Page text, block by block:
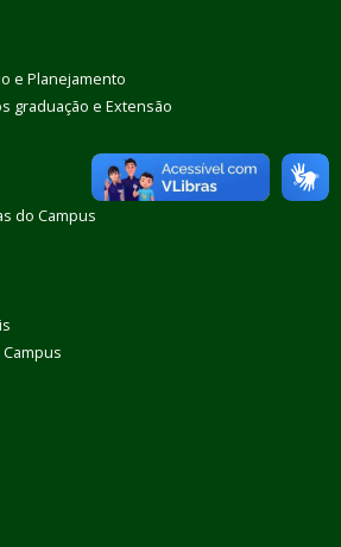
e Planejamento
graduação e Extensão
do Campus